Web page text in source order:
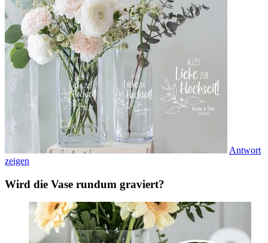
Antwort
zeigen
Wird die Vase rundum graviert?